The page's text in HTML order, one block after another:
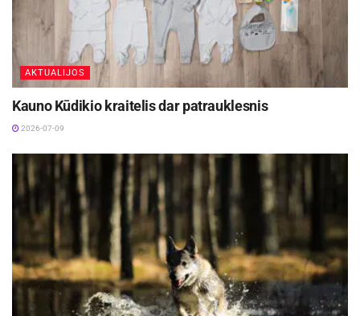
kainos
nekels rūpesčių, nes galėsite būti
užtikrinti, jog priežiūrai paliktas senelis gaus
viską, kas yra reikalinga.
AKTUALIJOS
Kauno Kūdikio kraitelis dar patrauklesnis
2026-07-09